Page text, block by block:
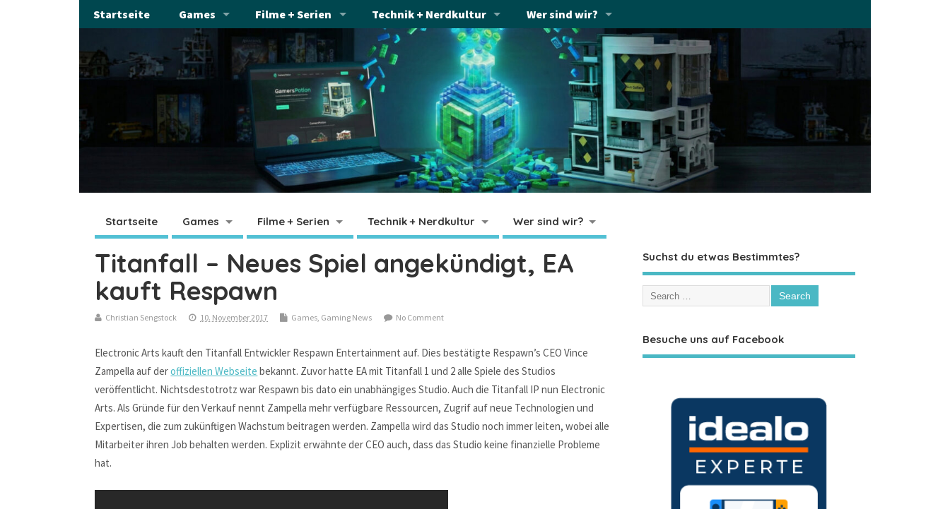
Startseite Games Filme + Serien Technik + Nerdkultur Wer sind wir?
Startseite Games Filme + Serien Technik + Nerdkultur Wer sind wir?
Titanfall – Neues Spiel angekündigt, EA
kauft Respawn
Christian Sengstock 10. November 2017 Games Gaming News No Comment
Electronic Arts kauft den Titanfall Entwickler Respawn Entertainment auf. Dies bestätigte Respawn’s CEO Vince
Zampella auf deroffiziellen Webseite bekannt. Zuvor hatte EA mit Titanfall 1 und 2 alle Spiele des Studios
veröffentlicht. Nichtsdestotrotz war Respawn bis dato ein unabhängiges Studio. Auch die Titanfall IP nun Electronic
Arts. Als Gründe für den Verkauf nennt Zampella mehr verfügbare Ressourcen, Zugrif auf neue Technologien und
Expertisen, die zum zukünftigen Wachstum beitragen werden. Zampella wird das Studio noch immer leiten, wobei alle
Mitarbeiter ihren Job behalten werden. Explizit erwähnte der CEO auch, dass das Studio keine finanzielle Probleme
hat.
Suchst du etwas Bestimmtes?
Besuche uns auf Facebook